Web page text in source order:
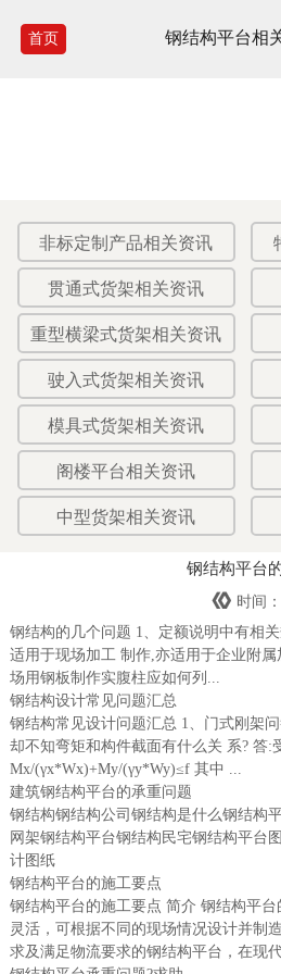
首页 钢结构平台相
非标定制产品相关资讯
贯通式货架相关资讯
重型横梁式货架相关资讯
驶入式货架相关资讯
模具式货架相关资讯
阁楼平台相关资讯
中型货架相关资讯
钢结构平台
 时间：
钢结构的几个问题 1、定额说明中有相
适用于现场加工 制作,亦适用于企业附
场用钢板制作实腹柱应如何列...
钢结构设计常见问题汇总
钢结构常见设计问题汇总 1、门式刚架
却不知弯矩和构件截面有什么关 系? 答:
Mx/(γx*Wx)+My/(γy*Wy)≤f 其中 ...
建筑钢结构平台的承重问题
钢结构钢结构公司钢结构是什么钢结构
网架钢结构平台钢结构民宅钢结构平台
计图纸
钢结构平台的施工要点
钢结构平台的施工要点 简介 钢结构平
灵活，可根据不同的现场情况设计并制
求及满足物流要求的钢结构平台，在现代